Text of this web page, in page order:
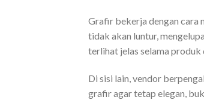
Grafir bekerja dengan cara
tidak akan luntur,
terlihat jelas selama produk
Di sisi lain, vendor
grafir agar tetap elegan,